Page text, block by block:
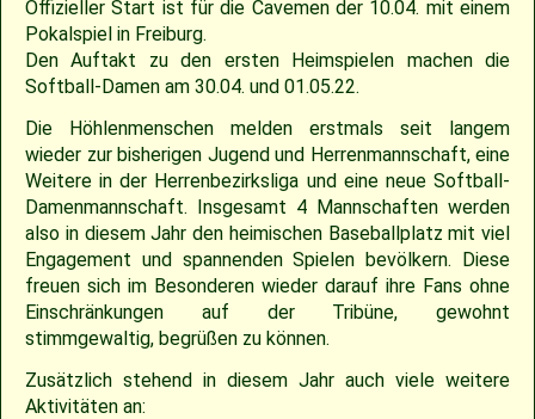
Offizieller Start ist für die Cavemen der 10.04. mit einem
Pokalspiel in Freiburg.
Den Auftakt zu den ersten Heimspielen machen die
Softball-Damen am 30.04. und 01.05.22.
Die Höhlenmenschen melden erstmals seit langem
wieder zur bisherigen Jugend und Herrenmannschaft, eine
Weitere in der Herrenbezirksliga und eine neue Softball-
Damenmannschaft. Insgesamt 4 Mannschaften werden
also in diesem Jahr den heimischen Baseballplatz mit viel
Engagement und spannenden Spielen bevölkern. Diese
freuen sich im Besonderen wieder darauf ihre Fans ohne
Einschränkungen auf der Tribüne, gewohnt
stimmgewaltig, begrüßen zu können.
Zusätzlich stehend in diesem Jahr auch viele weitere
Aktivitäten an:
2018
2017
2016
2015
2014
2013
2012
22.04.2023 – Cavemen 2 vs Ulm Falcons
30.04.2022 – Softballspieltag 30.05.2019 – Jugendspiel in Ravensburg
11.05.2019 – Jugendspiel in Reutlingen
05.05.2019 – Landesligaspiel gegen die Ladenburg Romans
01.05.2019 – Pokalspiel gegen Ellwangen
27.04.2019 – Jugendspiel in Gammertingen
14.06.2017 – Pfingstturnier Steinheim 2017
25.05.2017 – Jugendspiel gegen Herrenberg
21.05.2017 – Spiel gegen Neuenburg
13.05.2017 – Jugendspiel in Herrenberg
06.05.2017 – Jugendspiel in Sindelfingen
08.04.2017 – Pokalauftakt gegen die Freiburg Knights
04.03.2017 – Jugendausflug Sensapolis
26./27.05.2012 – 25. Pfingstturnier in Steinheim
29.04.2012 – Landesliga Bretten Kangaroos vs. Cavemen
15.04.2012 – Jugend Cavemen vs. Gammertingen
03.07.2011 – Softball-Landesligaspiel Cavemen vs. Nagold Mohawks
11./12.06.2011 – Jubiläumsturnier 25 Jahre Red Phantoms Steinheim
01.05.2011 – Landesligaspiel Cavemen vs. Bad Mergentheim Warriors
10.04.2011 – Pokelspiel Cavemen vs. Karlsruhe Cougars
Sponsoring
Saison 2019
Saison 2018
Saison 2017
Saison 2016
Saison 2015
Saison 2014
Saison 2013
Jugend Landesliga I 2025
Slowpitch Softball RNL 2025
Spielberichte 2025
Cavemen-News 2025
Jugend Landesliga III 2024
Slowpitch Softball RNL 2024
Spielberichte 2024
Cavemen-News 2024
Jugend Landesliga III 2023
Spielberichte 2023
Cavemen-News 2023
Spielberichte 2022
Cavemen-News 2022
Cavemen-News 2013
Spielberichte 2012
Cavemen-News 2012